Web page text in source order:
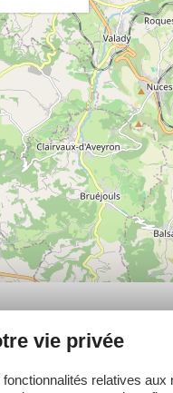
vie privée
relatives aux